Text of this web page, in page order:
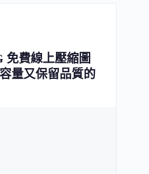
免費線上壓縮圖
量又保留品質的